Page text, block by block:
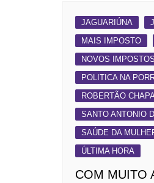
JAGUARIÚNA
MAIS IMPOSTO
NOVOS IMPOSTOS
POLITICA NA
ROBERTÃO
SANTO ANTONIO
SAÚDE DA
ÚLTIMA HORA
COM MUITO